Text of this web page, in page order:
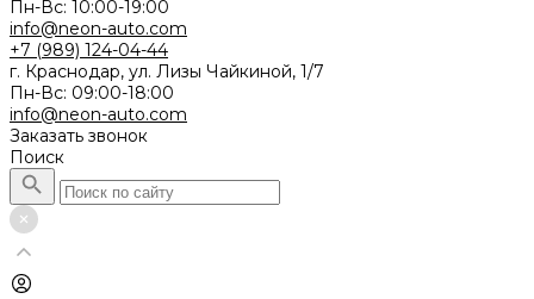
Пн-Вс: 10:00-19:00
info@neon-auto.com
+7 (989) 124-04-44
г. Краснодар, ул. Лизы Чайкиной, 1/7
Пн-Вс: 09:00-18:00
info@neon-auto.com
Заказать звонок
Поиск